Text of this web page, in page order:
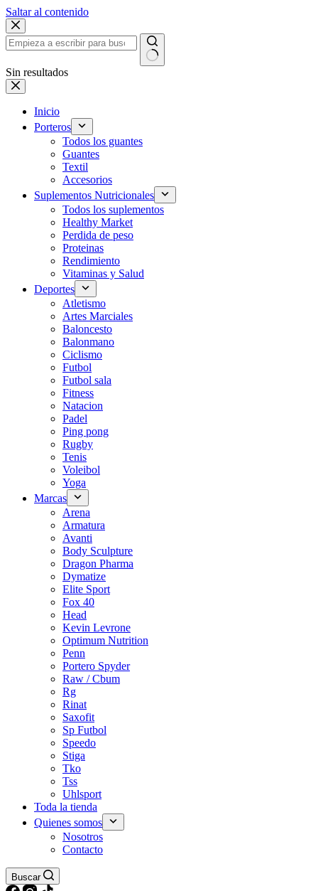
Saltar al contenido
Sin resultados
Inicio
Porteros
Todos los guantes
Guantes
Textil
Accesorios
Suplementos Nutricionales
Todos los suplementos
Healthy Market
Perdida de peso
Proteinas
Rendimiento
Vitaminas y Salud
Deportes
Atletismo
Artes Marciales
Baloncesto
Balonmano
Ciclismo
Futbol
Futbol sala
Fitness
Natacion
Padel
Ping pong
Rugby
Tenis
Voleibol
Yoga
Marcas
Arena
Armatura
Avanti
Body Sculpture
Dragon Pharma
Dymatize
Elite Sport
Fox 40
Head
Kevin Levrone
Optimum Nutrition
Penn
Portero Spyder
Raw / Cbum
Rg
Rinat
Saxofit
Sp Futbol
Speedo
Stiga
Tko
Tss
Uhlsport
Toda la tienda
Quienes somos
Nosotros
Contacto
Buscar